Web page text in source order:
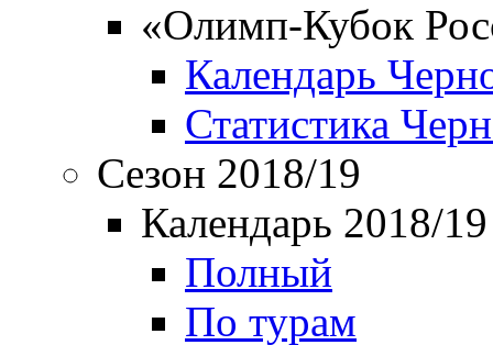
«Олимп-Кубок
Календарь
Статистика
Сезон 2018/19
Календарь 2018/19
Полный
По турам